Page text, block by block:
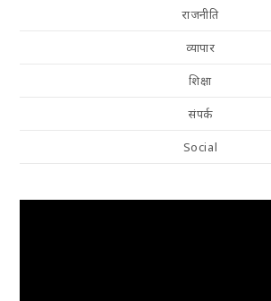
राजनीति
व्यापार
शिक्षा
संपर्क
Social